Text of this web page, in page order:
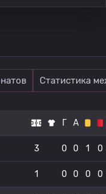
Статистика
Г А
3 0 0 1 0
1 0 0 0 0